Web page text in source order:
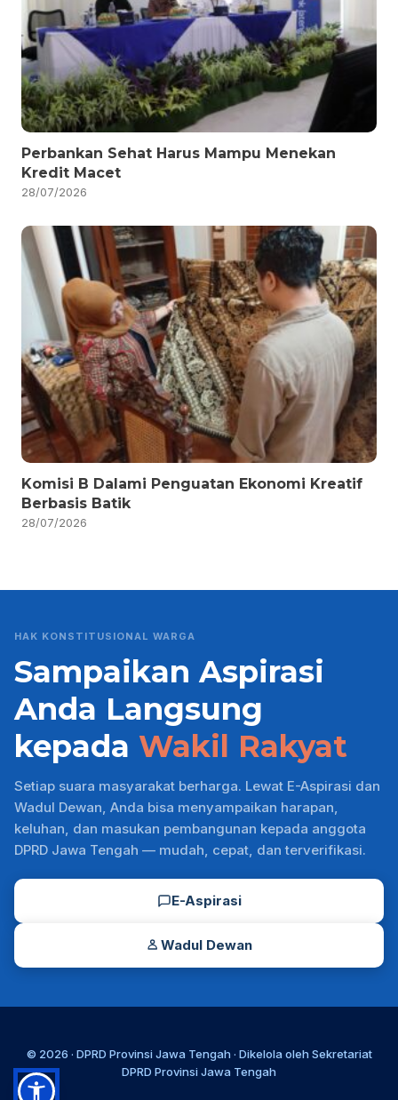
Perbankan Sehat Harus Mampu Menekan
Kredit Macet
28/07/2026
Komisi B Dalami Penguatan Ekonomi Kreatif
Berbasis Batik
28/07/2026
HAK KONSTITUSIONAL WARGA
Sampaikan Aspirasi
Anda Langsung
kepada Wakil Rakyat
Setiap suara masyarakat berharga. Lewat E-Aspirasi dan
Wadul Dewan, Anda bisa menyampaikan harapan,
keluhan, dan masukan pembangunan kepada anggota
DPRD Jawa Tengah — mudah, cepat, dan terverifikasi.
E-Aspirasi
Wadul Dewan
© 2026 · DPRD Provinsi Jawa Tengah · Dikelola oleh Sekretariat
DPRD Provinsi Jawa Tengah